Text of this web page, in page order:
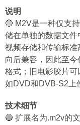
说明
🔵 M2V是一种仅支
储在单独的数据文
视频存储和传输标
向后兼容，因此至
格式；旧电影胶片
如DVD和DVB-S2上
技术细节
🔵 扩展名为.m2v的